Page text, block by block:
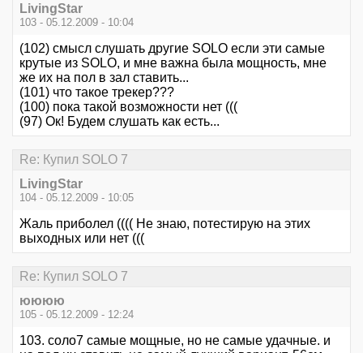
LivingStar
103 - 05.12.2009 - 10:04
(102) смысл слушать другие SOLO если эти самые
крутые из SOLO, и мне важна была мощность, мне
же их на пол в зал ставить...
(101) что такое трекер???
(100) пока такой возможности нет (((
(97) Ок! Будем слушать как есть...
Re: Купил SOLO 7
LivingStar
104 - 05.12.2009 - 10:05
Жаль приболел (((( Не знаю, потестирую на этих
выходных или нет (((
Re: Купил SOLO 7
юююю
105 - 05.12.2009 - 12:24
103. соло7 самые мощные, но не самые удачные. и